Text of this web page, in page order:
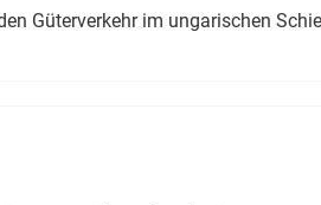
Güterverkehr im ungarischen